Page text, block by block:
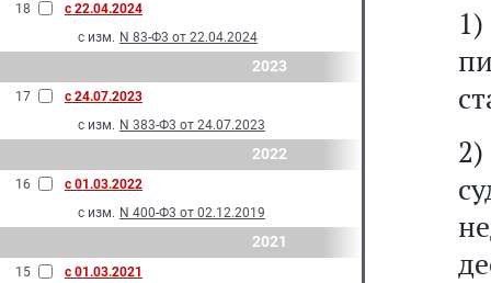
18
с 22.04.2024
с изм. N 83-Ф3 от 22.04.2024
2023
17
с 24.07.2023
с изм. N 383-Ф3 от 24.07.2023
2022
16
с 01.03.2022
с изм. N 400-Ф3 от 02.12.2019
2021
15
с 01.03.2021